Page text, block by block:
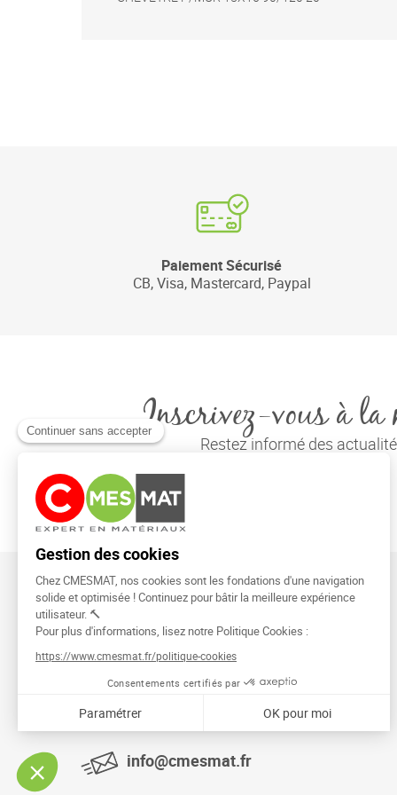
Paiement Sécurisé
CB, Visa, Mastercard, Paypal
Inscrivez-vous à la
Restez informé des
CMESMAT
91026 EVRY COURCOURONNES
info@cmesmat.fr